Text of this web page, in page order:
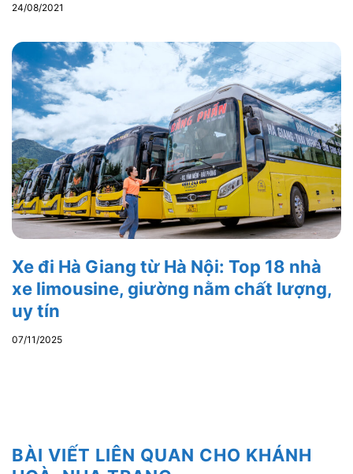
24/08/2021
Xe đi Hà Giang từ Hà Nội: Top 18 nhà
xe limousine, giường nằm chất lượng,
uy tín
07/11/2025
BÀI VIẾT LIÊN QUAN CHO KHÁNH